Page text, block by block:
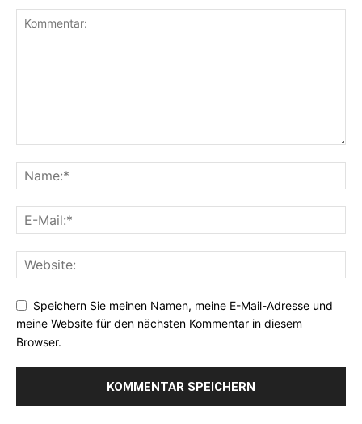
Speichern Sie meinen Namen, meine E-Mail-Adresse und
meine Website für den nächsten Kommentar in diesem
Browser.